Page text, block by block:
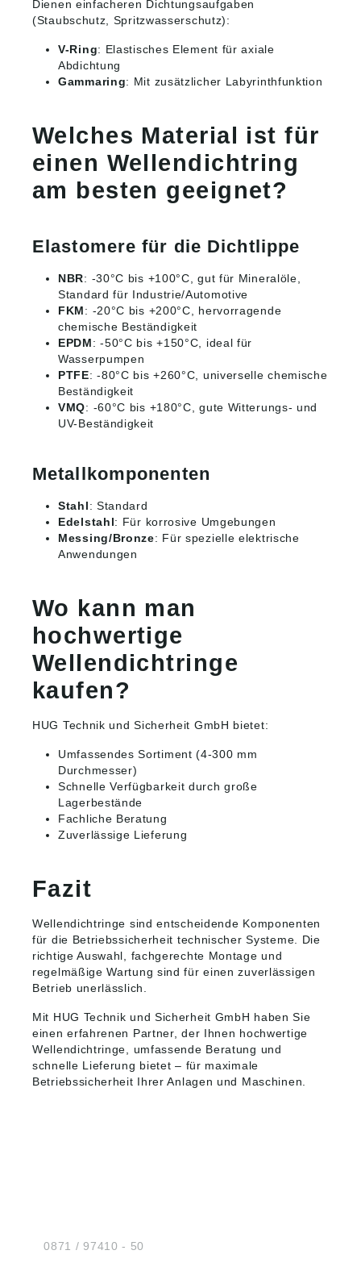
Dienen einfacheren Dichtungsaufgaben
(Staubschutz, Spritzwasserschutz):
V-Ring: Elastisches Element für axiale
Abdichtung
Gammaring: Mit zusätzlicher Labyrinthfunktion
Welches Material ist für
einen Wellendichtring
am besten geeignet?
Elastomere für die Dichtlippe
NBR: -30°C bis +100°C, gut für Mineralöle,
Standard für Industrie/Automotive
FKM: -20°C bis +200°C, hervorragende
chemische Beständigkeit
EPDM: -50°C bis +150°C, ideal für
Wasserpumpen
PTFE: -80°C bis +260°C, universelle chemische
Beständigkeit
VMQ: -60°C bis +180°C, gute Witterungs- und
UV-Beständigkeit
Metallkomponenten
Stahl: Standard
Edelstahl: Für korrosive Umgebungen
Messing/Bronze: Für spezielle elektrische
Anwendungen
Wo kann man
hochwertige
Wellendichtringe
kaufen?
HUG Technik und Sicherheit GmbH bietet:
Umfassendes Sortiment (4-300 mm
Durchmesser)
Schnelle Verfügbarkeit durch große
Lagerbestände
Fachliche Beratung
Zuverlässige Lieferung
Fazit
Wellendichtringe sind entscheidende Komponenten
für die Betriebssicherheit technischer Systeme. Die
richtige Auswahl, fachgerechte Montage und
regelmäßige Wartung sind für einen zuverlässigen
Betrieb unerlässlich.
Mit HUG Technik und Sicherheit GmbH haben Sie
einen erfahrenen Partner, der Ihnen hochwertige
Wellendichtringe, umfassende Beratung und
schnelle Lieferung bietet – für maximale
Betriebssicherheit Ihrer Anlagen und Maschinen.
Tel.:0871 / 97410 - 50